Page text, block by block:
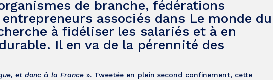
de branche, fédérations
associés dans Le monde du
à fidéliser les salariés et à en
Il en va de la pérennité des
et donc à la France». Tweetée en plein second confinement, cette